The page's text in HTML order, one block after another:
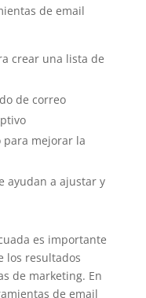
de email
crear una lista de
de correo
para mejorar la
ayudan a ajustar y
es importante
los resultados
de marketing. En
de email